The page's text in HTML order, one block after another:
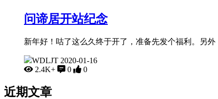
问谛居开站纪念
新年好！咕了这么久终于开了，准备先发个福利。另
WDLJT 2020-01-16
2.4K+
0 0
近期文章